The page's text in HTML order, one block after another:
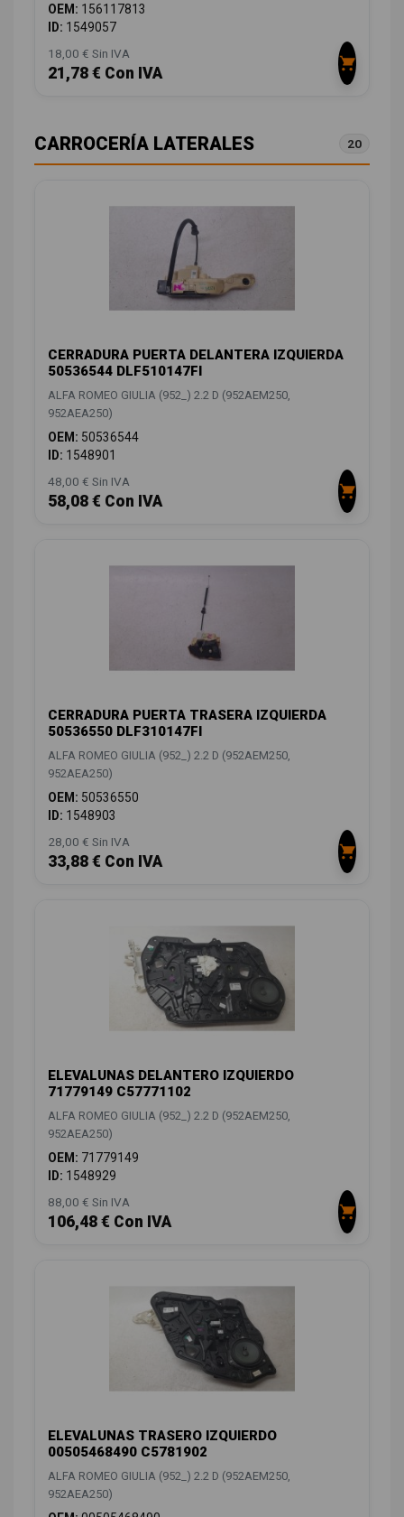
OEM: 156117813
ID: 1549057
18,00 € Sin IVA
21,78 € Con IVA
CARROCERÍA LATERALES 20
CERRADURA PUERTA DELANTERA IZQUIERDA
50536544 DLF510147FI
ALFA ROMEO GIULIA (952_) 2.2 D (952AEM250,
952AEA250)
OEM: 50536544
ID: 1548901
48,00 € Sin IVA
58,08 € Con IVA
CERRADURA PUERTA TRASERA IZQUIERDA
50536550 DLF310147FI
ALFA ROMEO GIULIA (952_) 2.2 D (952AEM250,
952AEA250)
OEM: 50536550
ID: 1548903
28,00 € Sin IVA
33,88 € Con IVA
ELEVALUNAS DELANTERO IZQUIERDO
71779149 C57771102
ALFA ROMEO GIULIA (952_) 2.2 D (952AEM250,
952AEA250)
OEM: 71779149
ID: 1548929
88,00 € Sin IVA
106,48 € Con IVA
ELEVALUNAS TRASERO IZQUIERDO
00505468490 C5781902
ALFA ROMEO GIULIA (952_) 2.2 D (952AEM250,
952AEA250)